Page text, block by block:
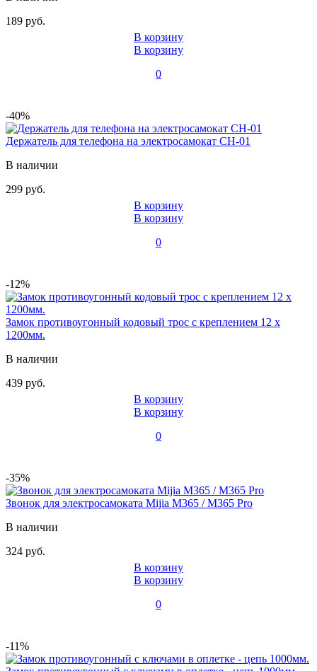
189 руб.
В корзину
В корзину
0
-40%
Держатель для телефона на электросамокат CH-01
В наличии
299 руб.
В корзину
В корзину
0
-12%
Замок противоугонный кодовый трос с креплением 12 x
1200мм.
В наличии
439 руб.
В корзину
В корзину
0
-35%
Звонок для электросамоката Mijia M365 / M365 Pro
В наличии
324 руб.
В корзину
В корзину
0
-11%